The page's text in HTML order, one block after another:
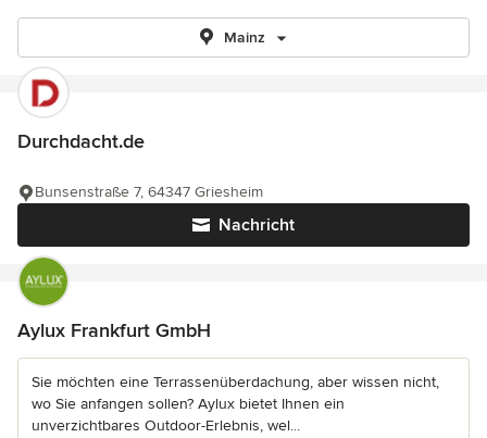
Mainz
Durchdacht.de
Nachricht
Bunsenstraße 7, 64347 Griesheim
Aylux Frankfurt GmbH
Sie möchten eine Terrassenüberdachung, aber wissen nicht,
wo Sie anfangen sollen? Aylux bietet Ihnen ein
unverzichtbares Outdoor-Erlebnis, wel...